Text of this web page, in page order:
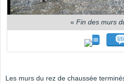
« Fin des murs
Les murs du rez de chaussée